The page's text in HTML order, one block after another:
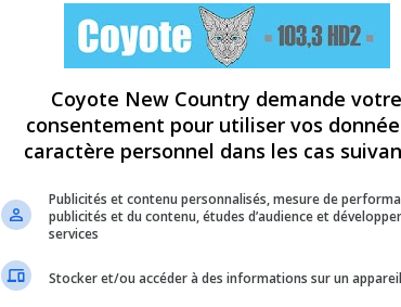
Coyote New Country demande votre
consentement pour utiliser vos
caractère personnel dans les cas
Publicités et contenu personnalisés, mesure de
publicités et du contenu, études d’audience et
services
Stocker et/ou accéder à des informations sur un appareil